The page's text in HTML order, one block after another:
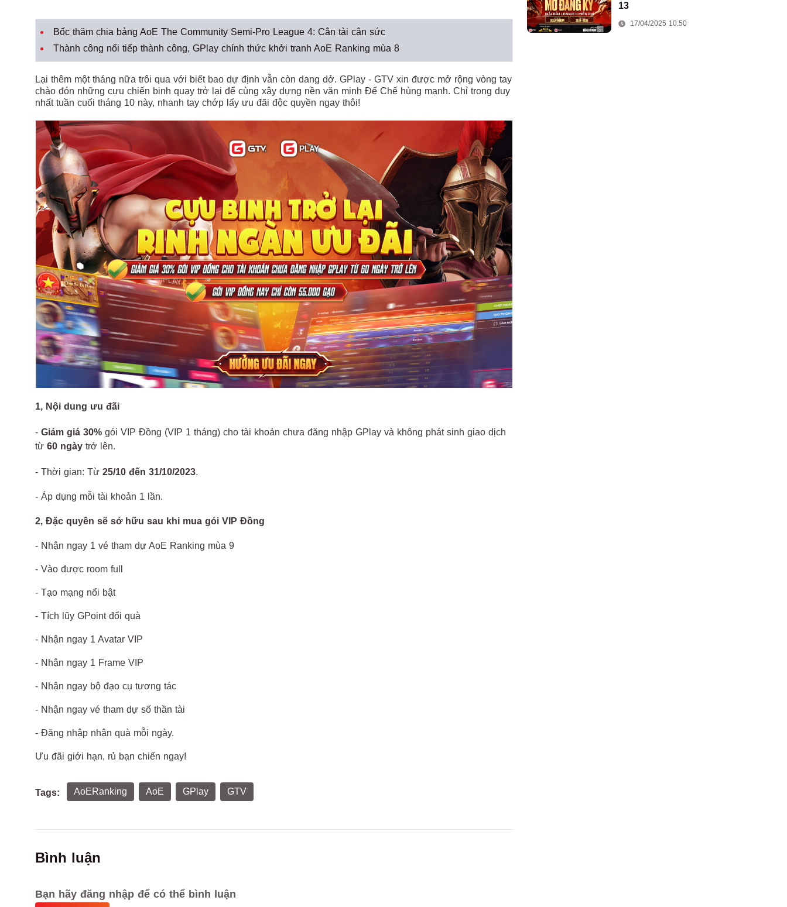
Bốc thăm chia bảng AoE The Community Semi-Pro League 4: Cân tài cân sức
Thành công nối tiếp thành công, GPlay chính thức khởi tranh AoE Ranking mùa 8
Lại thêm một tháng nữa trôi qua với biết bao dự định vẫn còn dang dở. GPlay - GTV xin được mở rộng vòng tay
chào đón những cựu chiến binh quay trở lại để cùng xây dựng nền văn minh Đế Chế hùng mạnh. Chỉ trong duy
nhất tuần cuối tháng 10 này, nhanh tay chớp lấy ưu đãi độc quyền ngay thôi!
1, Nội dung ưu đãi
- Giảm giá 30% gói VIP Đồng (VIP 1 tháng) cho tài khoản chưa đăng nhập GPlay và không phát sinh giao dịch
từ 60 ngày trở lên.
- Thời gian: Từ 25/10 đến 31/10/2023.
- Áp dụng mỗi tài khoản 1 lần.
2, Đặc quyền sẽ sở hữu sau khi mua gói VIP Đồng
- Nhận ngay 1 vé tham dự AoE Ranking mùa 9
- Vào được room full
- Tạo mạng nổi bật
- Tích lũy GPoint đổi quà
- Nhận ngay 1 Avatar VIP
- Nhận ngay 1 Frame VIP
- Nhận ngay bộ đạo cụ tương tác
- Nhận ngay vé tham dự số thần tài
- Đăng nhập nhận quà mỗi ngày.
Ưu đãi giới hạn, rủ bạn chiến ngay!
Tags: AoERanking AoE GPlay GTV
Bình luận
Bạn hãy đăng nhập để có thể bình luận
13
17/04/2025 10:50